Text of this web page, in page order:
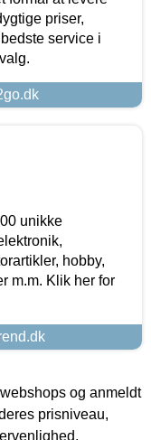
priser,
service i
unikke
hobby,
m.m. Klik her for
og anmeldt
prisniveau,